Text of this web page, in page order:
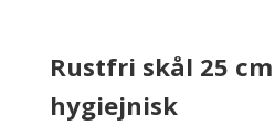
Rustfri skål 25
hygiejnisk